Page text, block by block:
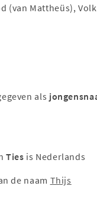
(van Mattheüs),
als
Ties is Nederlands
de naam Thijs